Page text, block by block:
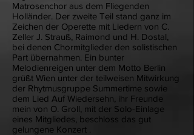
Matrosenchor aus dem Fliegenden
Holländer. Der zweite Teil stand ganz im
Zeichen der Operette mit Liedern von C.
Zeller J. Strauß, Raimond und H. Dostal,
bei denen Chormitglieder den solistischen
Part übernahmen. Ein bunter
Melodienreigen unter dem Motto Berlin
grüßt Wien unter der teilweisen Mitwirkung
der Rhytmusgruppe Summertime sowie
dem Lied Auf Wiedersehn, ihr Freunde
mein von O. Groll, mit der Solo-Einlage
eines Mitgliedes, beschloss das gut
gelungene Konzert .